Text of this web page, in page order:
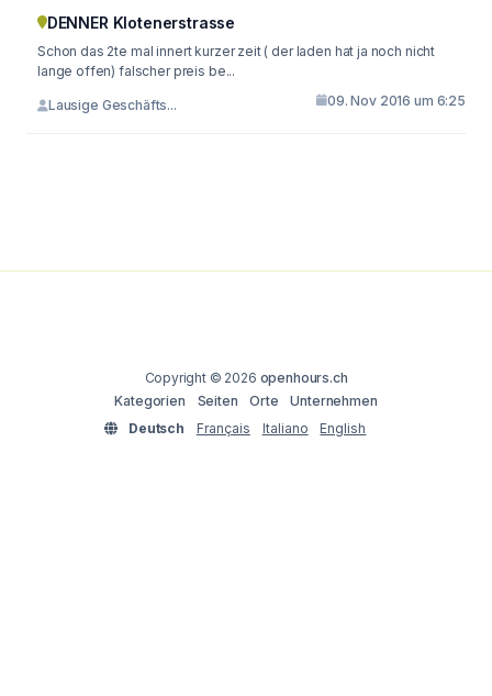
DENNER Klotenerstrasse
Schon das 2te mal innert kurzer zeit ( der laden hat ja noch nicht
lange offen) falscher preis be...
Lausige Geschäfts... 09. Nov 2016 um 6:25
Copyright © 2026 openhours.ch
Kategorien
Seiten Orte
Unternehmen
Deutsch
Français Italiano English